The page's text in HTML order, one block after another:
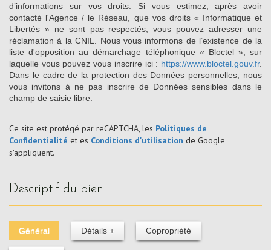
d’informations sur vos droits. Si vous estimez, après avoir
contacté l'Agence / le Réseau, que vos droits « Informatique et
Libertés » ne sont pas respectés, vous pouvez adresser une
réclamation à la CNIL. Nous vous informons de l’existence de la
liste d'opposition au démarchage téléphonique « Bloctel », sur
laquelle vous pouvez vous inscrire ici : https://www.bloctel.gouv.fr.
Dans le cadre de la protection des Données personnelles, nous
vous invitons à ne pas inscrire de Données sensibles dans le
champ de saisie libre.
Ce site est protégé par reCAPTCHA, les Politiques de
Confidentialité et es Conditions d'utilisation de Google
s'appliquent.
descriptif du bien
Général Détails + Copropriété